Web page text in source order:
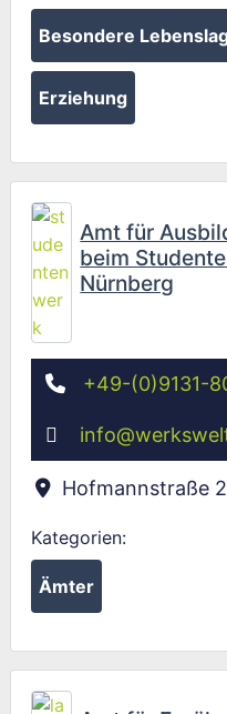
Besondere
Erziehung
Amt für
beim
Nürnberg
+49-(0)9131-
info@
Hofmannstraße
Kategorien:
Ämter